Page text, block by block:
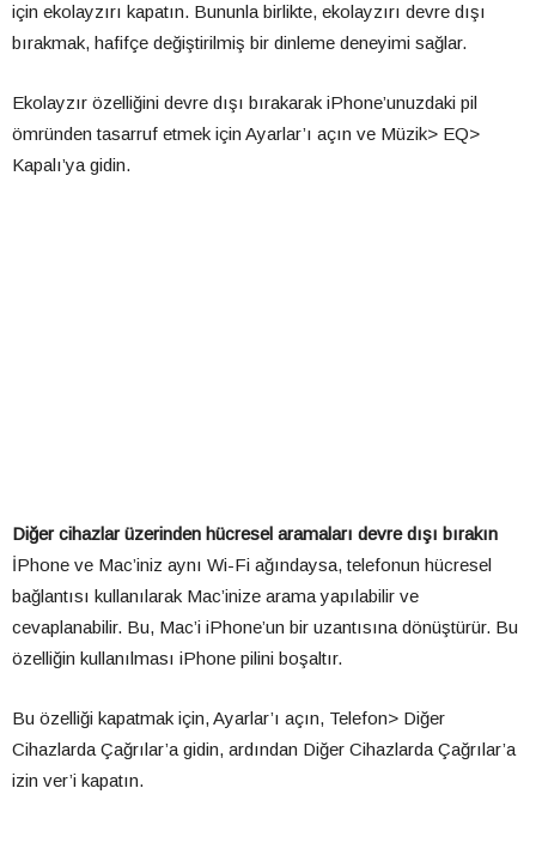
için ekolayzırı kapatın. Bununla birlikte, ekolayzırı devre dışı
bırakmak, hafifçe değiştirilmiş bir dinleme deneyimi sağlar.
Ekolayzır özelliğini devre dışı bırakarak iPhone’unuzdaki pil
ömründen tasarruf etmek için Ayarlar’ı açın ve Müzik> EQ>
Kapalı’ya gidin.
Diğer cihazlar üzerinden hücresel aramaları devre dışı bırakın
İPhone ve Mac’iniz aynı Wi-Fi ağındaysa, telefonun hücresel
bağlantısı kullanılarak Mac’inize arama yapılabilir ve
cevaplanabilir. Bu, Mac’i iPhone’un bir uzantısına dönüştürür. Bu
özelliğin kullanılması iPhone pilini boşaltır.
Bu özelliği kapatmak için, Ayarlar’ı açın, Telefon> Diğer
Cihazlarda Çağrılar’a gidin, ardından Diğer Cihazlarda Çağrılar’a
izin ver’i kapatın.